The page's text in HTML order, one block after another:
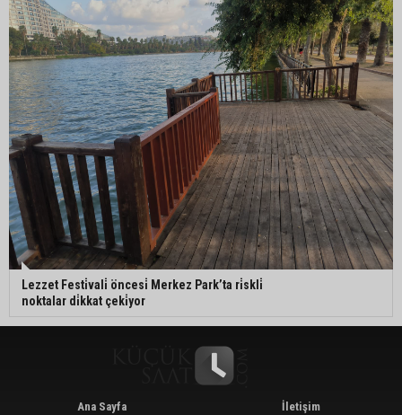
Lezzet Festi̇vali̇ öncesi̇ Merkez Park’ta ri̇skli̇
noktalar di̇kkat çeki̇yor
Ana Sayfa
İletişim